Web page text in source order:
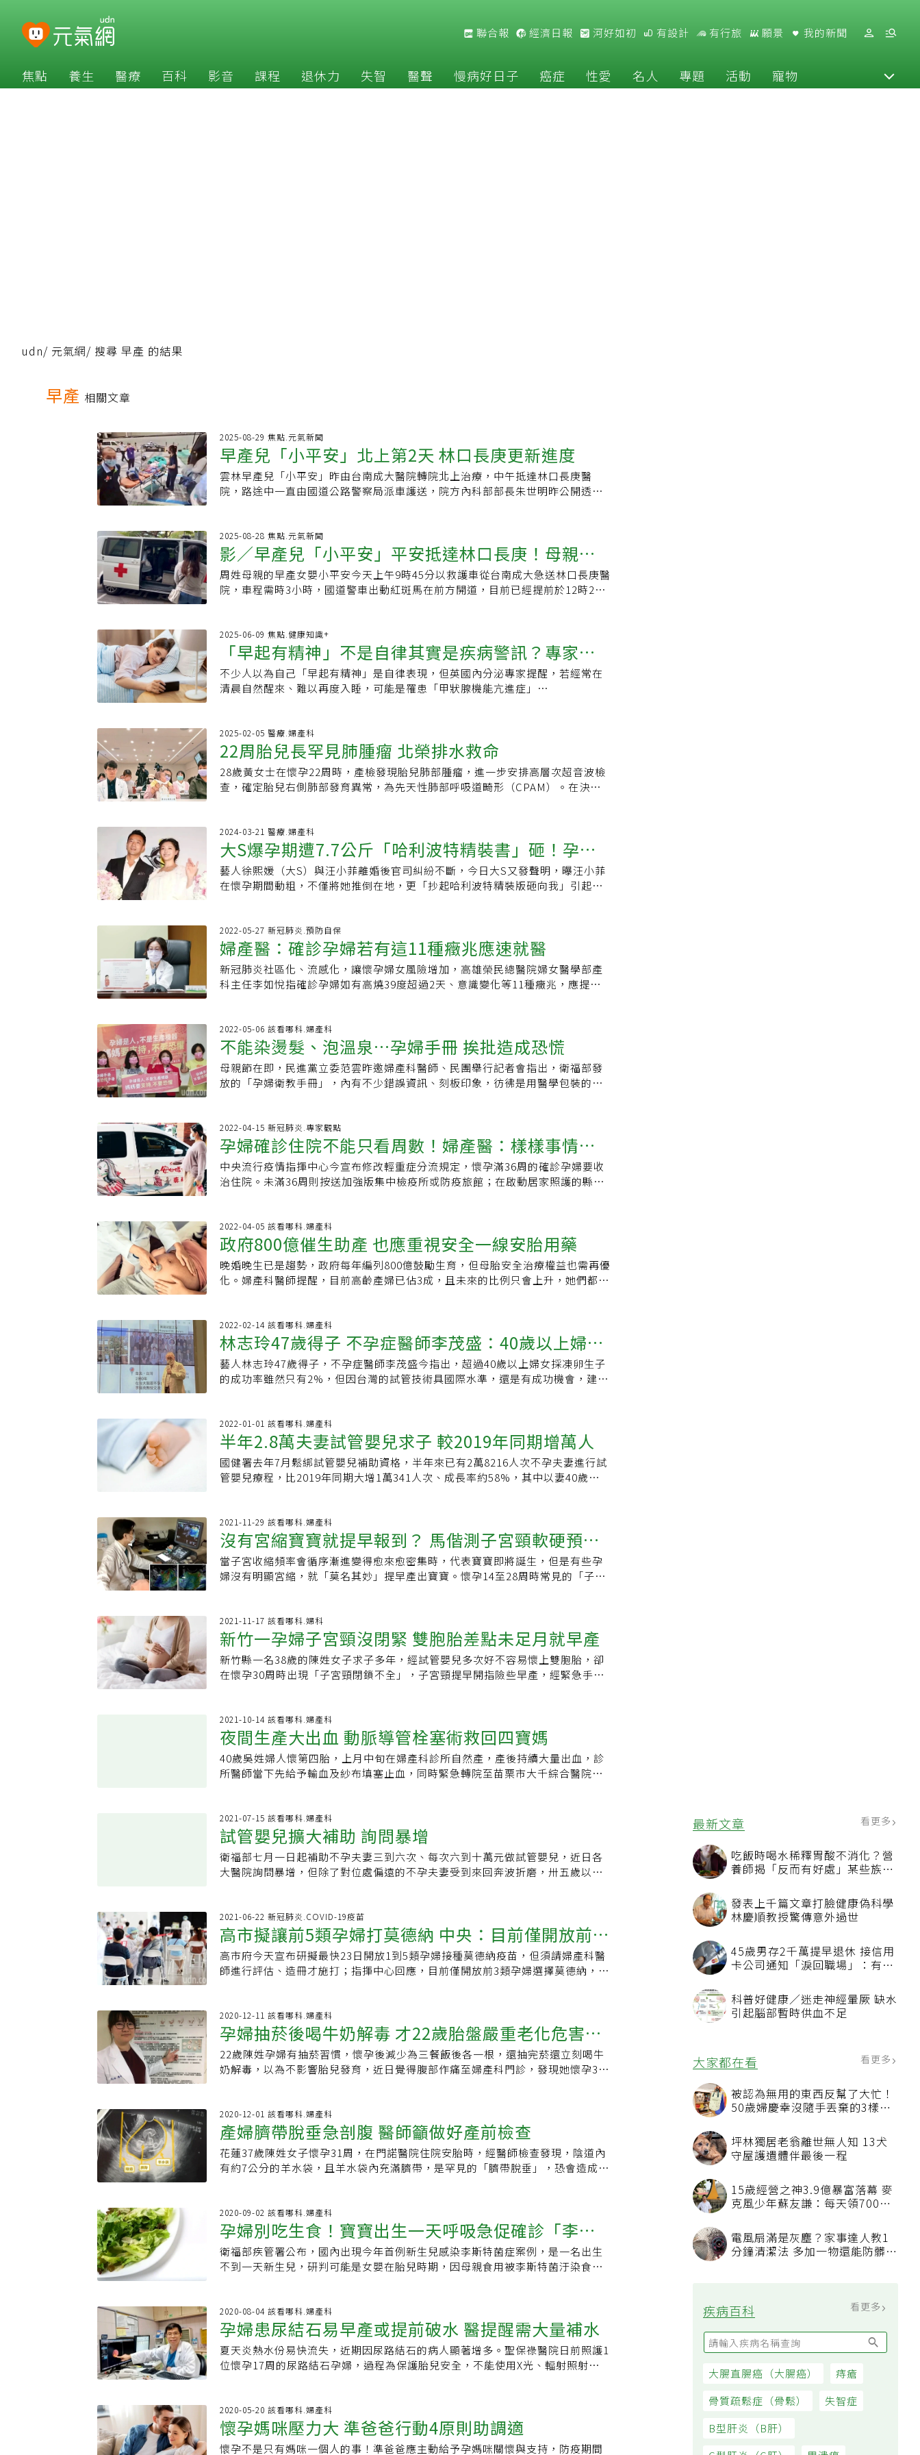
聯合報 經濟日報 河好如初 有設計 有行旅 願景 我的新聞
焦點 養生 醫療 百科 影音 課程 退休力 失智 醫聲 慢病好日子 癌症 性愛 名人 專題 活動 寵物
最新文章 看更多
吃飯時喝水稀釋胃酸不消化？營
養師揭「反而有好處」某些族群
發表上千篇文章打臉健康偽科學
林慶順教授驚傳意外過世
45歲男存2千萬提早退休 接信用
卡公司通知「淚回職場」：有錢
科普好健康／迷走神經暈厥 缺水
引起腦部暫時供血不足
大家都在看 看更多
被認為無用的東西反幫了大忙！
50歲婦慶幸沒隨手丟棄的3樣物
坪林獨居老翁離世無人知 13犬
守屋護遺體伴最後一程
15歲經營之神3.9億暴富落幕 麥
克風少年蘇友謙：每天領700元
電風扇滿是灰塵？家事達人教1
分鐘清潔法 多加一物還能防髒汙
疾病百科 看更多
大腸直腸癌（大腸癌）
痔瘡
骨質疏鬆症（骨鬆）
失智症
B型肝炎（B肝）
udn/ 元氣網/ 搜尋 早產 的結果
早產 相關文章
2025-08-29 焦點.元氣新聞
早產兒「小平安」北上第2天 林口長庚更新進度
雲林早產兒「小平安」昨由台南成大醫院轉院北上治療，中午抵達林口長庚醫
院，路途中一直由國道公路警察局派車護送，院方內科部部長朱世明昨公開透露
生，比預產期早了3個月，不過目前的體重已增長至4公斤，活動力強，雖然部分
功能尚未完全成熟，仍需藉呼吸器輔助，已與家屬說明未來的治療計畫，會持續
評估「小平安」狀況提供專業治療。「小平安」媽媽昨除了發文感謝社會各界
外，也透露了林口長庚醫院主治醫生在說明治療計畫時，透露可能的相關醫療經
歷，甚至會做氣切手術，但是爸爸媽媽會陪著「小平安」平安長大。
2025-08-28 焦點.元氣新聞
影／早產兒「小平安」平安抵達林口長庚！母親：
感謝大家都祝福她
周姓母親的早產女嬰小平安今天上午9時45分以救護車從台南成大急送林口長庚醫
院，車程需時3小時，國道警車出動紅斑馬在前方開道，目前已經提前於12時26
的問題因為成大沒有辦法處理，所以才轉院到林口長庚；在社群媒體發文只是想
提醒用路人，沒有想造成大家的困擾，看到很多人協助轉發，雖然大家都不認
識，但大家都很好，感謝大家都祝福她。周姓母親最新12時26分在threads上指
出，「平安到院了。謝謝大家的關心，因要先處理住院手續等事項，待事情處理
好會發一個正式的感謝文，謝謝！」網友紛紛留言「祝福你們一切順利，小孩平
叔阿姨們都很願意等的！台灣人團結起來真的很棒」、「小平安加油，平安健康
快樂的長大」、「謝謝國道警察，媽媽加油辛苦，寶寶要平安」、「好了，一家
辛苦了，小平安健康平安長大。」周姓母親昨天下午在threads發文，「妹妹因為
早產兒呼吸問題轉院，所以整個過程都需要插管，想請這段時間如果有上國道一
且擔心變換車道顛簸可能會導致呼吸管脫落，發文目的僅希望可以提早提醒明天
的用路人注意，並沒有想要麻煩別人。」對於網友熱烈關心與回應，周母回覆
「謝謝大家的祝福，妹妹小名叫小平安，我相信妹妹未來也如大家的祝福一樣平
安健康長大，因為妹妹是我曾經離世的龍鳳胎寶寶再次回來找我（有做夢也有到
廟宇請示確定），但是因為不知道本身有子宮頸閉鎖不全的問題，又導致她這次
謝你們，明天平安抵達林口長庚時，我也會更新訊息，謝謝大家！」
2025-06-09 焦點.健康知識+
「早起有精神」不是自律其實是疾病警訊？專家：
嚴重恐致心臟衰竭
不少人以為自己「早起有精神」是自律表現，但英國內分泌專家提醒，若經常在
清晨自然醒來、難以再度入睡，可能是罹患「甲狀腺機能亢進症」
並伴隨焦躁與難以入睡的情況。「這是許多患者最早出現的症狀之一，但常被忽
略。」他說。甲狀腺機能亢進在英國約影響每百人中的一人，較常見於20至40歲
女性。若未即時診斷治療，恐導致骨質疏鬆、心律不整，嚴重時甚至可能引發致
命性心臟衰竭。對孕婦而言，更可能增加早產或流產風險。有哪些症狀？除了睡
眠障礙外，其他常見症狀還包括髮量變稀、眼乾、脖子腫脹、體重異常下降、焦
症（Graves’disease），這是一種自體免疫疾病，會導致甲狀腺失控地分泌過
多荷爾蒙。其他典型徵兆包括突眼（眼球外突）、視力模糊或複視、眼睛紅腫或
疼痛。這個疾病多發於30歲以上女性，吸菸、遺傳體質也會提高風險。連《星際
大戰》女星也中招？曾演出《星際大戰》系列的英國女星Daisy Ridley日前受訪
前她透過改變飲食、規律運動來控制病情。專家提醒，若發現自己近期出現無法
解釋的提早醒來、情緒焦躁或體重驟降等狀況，應盡早就醫檢查甲狀腺功能，以
免延誤治療。資料來源 / 每日郵報
2025-02-05 醫療.婦產科
22周胎兒長罕見肺腫瘤 北榮排水救命
28歲黃女士在懷孕22周時，產檢發現胎兒肺部腫瘤，進一步安排高層次超音波檢
查，確定胎兒右側肺部發育異常，為先天性肺部呼吸道畸形（CPAM）。在決定
娠暨產科主任葉長青表示，先天性肺部呼吸道畸形是胎兒的肺葉被沒有功能的囊
腫組織取代，以15至20萬的新生兒估算，發生率約為1/4500至1/11000。CPAM
屬於罕見的發育異常疾病，致病機轉不明，屬於偶發、非遺傳性的疾病。葉長青
指出，胎兒肺部在胚胎期3周左右開始支氣管發育，34周之後整個肺部趨近成熟。
過去傳統超音波不易偵測出胎兒患有CPAM，且新生兒出生時多半沒有明顯症
長大，可能造成胎兒水腫，一出生就要接受手術治療。另外，婦女懷孕後期因
CPAM腫瘤壓迫，會出現胎兒水腫與腹水，以及羊水過多，導致母親子宮收縮與
早產現象。以黃女士為例，懷孕22周發現胎兒肺部腫瘤，醫療團隊立即啟動照護
計畫，包括結合內科、小兒科、心臟外科、護理部等，持續追蹤腫瘤大小。黃女
原本計畫胎兒35周足月時進行剖腹產，團隊都已經準備好葉克膜待命，但凱米颱
風來攪局，延後一周生產。新生兒科醫師在黃小寶出生第一時間接手，放置氣管
內管進行呼吸支持，穩定後即由兒童外科醫師進行手術將CPAM切除。台北榮總
兒童醫學部醫師曹珮真表示，黃小寶剩餘的正常肺葉擴張良好，移除引流管後已
出院返回家中，目前呼吸狀況穩定，進食和發展與一般同齡新生兒無異。
2024-03-21 醫療.婦產科
大S爆孕期遭7.7公斤「哈利波特精裝書」砸！孕婦
跌倒可能導致哪些危險？醫曝搶救黃金15分鐘
藝人徐熙媛（大S）與汪小菲離婚後官司糾紛不斷，今日大S又發聲明，曝汪小菲
在懷孕期間動粗，不僅將她推倒在地，更「抄起哈利波特精裝版砸向我」引起網
期遭動粗，「哈利波特精裝版」有多重？大S今發布臉書貼文，再揭與汪小菲婚姻
期間發生的爭執事件。她表示，「你（汪小菲）喝多動手推倒我妹妹，我大著肚
子阻止也被你推倒在地，你抄起哈利波特精裝版砸向我，黑人出手固定你停止傷
害我，他並沒有毆打你。」網友熱議「哈利波特精裝版」有多重？有網友表示，
一整套重達7.7公斤，但無論精裝版或平裝，重點是抄物品砸人讓人震驚。孕婦跌
早產，甚至流產，即使只有40、50公里的時速，傷害還是很大。孕婦在孕期時得
特別得注意情緒管理。李毅評說，情緒波動大、緊張的情緒容易讓子宮收縮，血
壓也容易升高，會建議孕婦保持平常心，儘量心平氣和；且懷孕期間孕婦受到荷
爾蒙變化影響，容易不舒服、害喜，情緒也容易不穩定，而男方不會因為懷孕受
倒，撞到骨盆容易導致出血撞到腹部則會有胎兒的危險，一旦有持續疼痛超過15
分鐘，就要趕緊就醫，送至急診施打安胎針。
2022-05-27 新冠肺炎.預防自保
婦產醫：確診孕婦若有這11種癥兆應速就醫
新冠肺炎社區化、流感化，讓懷孕婦女風險增加，高雄榮民總醫院婦女醫學部產
科主任李如悅指確診孕婦如有高燒39度超過2天、意識變化等11種癥兆，應提高
估適宜者則可居家照護。但她提醒，孕婦若出現意識變化；心跳每分鐘大於120
下，呼吸困難、急促、發紺，胸痛咳血，下肢異常壓痛、腫脹，無食慾、脫水、
尿少，身上有非創傷性瘀斑，或高燒39度超過48小時，務必盡快就醫。她也提醒
醫院端，急診收治確診孕婦時，研判若有肺炎、血氧降低、敗血症、休克等徵
象，或有產兆，胎兒生長遲緩、胎盤功能異常、早產、胎動減少、多胞胎等狀
有藥物過敏史、嚴重的肝腎功能異常，或未滿12歲、未滿40公斤，或有些控制不
佳的HIV感染都不合適。服用Paxlovid可降低感染重症，但會有味覺失常、腹
瀉、高血壓、肌肉疼痛等副作用，據文獻顯示，88%至90%Omicron感染者發生
重症比率約0.2%至3.1%，死亡率更低0.045%至0.69%，孕婦特殊族群重症死亡
並無不良發展結果，除非劑量10倍以上會影響胎兒體重。因此有中度以上腎功能
異常者，劑量要做調整，除此，Paxlovid會與其他藥物交互作用，一定要諮詢醫
師。
2022-05-06 該看哪科.婦產科
不能染燙髮、泡溫泉…孕婦手冊 挨批造成恐慌
母親節在即，民進黨立委范雲昨邀婦產科醫師、民團舉行記者會指出，衛福部發
放的「孕婦衛教手冊」，內有不少錯誤資訊、刻板印象，彷彿是用醫學包裝的
雲說，每位孕婦都會收到衛福部發放的「孕婦衛教手冊」和「孕婦健康手冊」，
內文卻有對孕婦各種看似關心實則限制的建議，如不能染燙髮、不能泡溫泉、不
要搬重物，讓孕婦承受更多壓力又無所適從。婦產科醫師「烏烏」說，許多孕婦
都說孕婦手冊根本是「恐慌手冊」，有許多生活限制，卻含糊不清、前後矛盾，
甚至缺乏根據，其中「早產」最好發的原因是「不明」，難以預防，手冊卻列了
應具備更完整的產前教育，包括多元生產方式選擇育兒知能等。
2022-04-15 新冠肺炎.專家觀點
孕婦確診住院不能只看周數！婦產醫：樣樣事情都
規定到這麼細，簡直愚民政策
中央流行疫情指揮中心今宣布修改輕重症分流規定，懷孕滿36周的確診孕婦要收
治住院。未滿36周則按送加強版集中檢疫所或防疫旅館；在啟動居家照護的縣
醫學系教授、婦產科醫師黃韻如表示，全世界沒有一個國家的孕婦確診指引是用
懷孕週數去做大原則，如果高風險孕婦在未經專業評估之前，就被送到無法及時
提供產科和新生兒科資源的地方，母胎雙方都可能面臨生命危險。黃韻如表示，
過去孕婦確診個案很少，醫院一定收得下，現在單日本土案例已快破千，可想見
孕婦確診者也會出現。目前全世界對於親冠確診孕婦的標準做法，都是需要在醫
的婦女。看到指揮中心單單用36周作為確診孕婦是否需要醫院收治標準，令黃韻
如相當擔心。黃韻如指出，因為懷孕不滿36周的女性仍然可能是高危險妊娠、有
早產的危險因子，再加上確診新冠肺炎，如果在檢疫所裡萬一忽然需要緊急接
生、緊急剖腹，誰能負責呢？黃韻如表示，英美等先進國家已經經過兩年多疫情
輯。黃韻如說，不曉得指揮中心是否還有更詳盡的指引沒有拿出來，或是各防疫
轄區會盤點各區相關醫療資源、擬定收治流程？但如果只是真如今天公布的內
容，單單用懷孕周數切分收治，就很明顯只是方便行政人員做事的思維，並沒有
顧及母嬰安全，令人非常擔心。長庚醫院婦產部教授主治醫師鄭博仁表示，他也
覺得不應用周數區分，而是要回到醫療常規，由醫師判斷。不過鄭博仁感嘆，其
家打疫苗，卻遲遲不敢鬆口不清零，還是保守不開放，結果打了三劑的人在生活
上也沒有任何差別，搞到最後大家也不知為何要打，漸漸打氣就停滯了。又比
如，明明大都是輕症，但所有相關政策的反應方式又很激烈，卻好像在告訴大家
這個病就會死掉一樣。這種矛盾和懼怕的風氣也深入醫療第一線，結果搞到新冠
緊張，寧願用最保守的想法，都不要做、就不會犯錯，就算大環境開始鬆綁，人
們還是要自己加嚴格。「每件事情都給指揮中心切這麼細去規定，是沒有必要
的。該讓醫師來負擔專業判斷責任了！」鄭博仁建議，孕婦得到新冠肺炎，就像
孕婦得到流感，婦產科醫師都經過訓練，知道透過哪些評估和指標去分析病人的
病情、判斷他需不需要住院。
2022-04-05 該看哪科.婦產科
政府800億催生助產 也應重視安全一線安胎用藥
晚婚晚生已是趨勢，政府每年編列800億鼓勵生育，但母胎安全治療權益也需再優
化。婦產科醫師提醒，目前高齡產婦已佔3成，且未來的比例只會上升，她們都是
真正化解國安危機。高雄醫學大學附設中和紀念醫院婦產科主治醫師詹德富指
出，隨著女性年紀愈長，生產風險會愈高，最安全的生育年紀在20-25歲，35歲
以上併發症就開始增加，包括不孕、流產、急產、胎兒染色體異常，加上年紀愈
高慢性病發生的機會也高，容易導致早產等問題。台北馬偕紀念醫院婦產部資深
主治醫師黃建霈認為，高齡生產對母胎都不是好事，不只卵子品質下降增加遺傳
糖尿病又是一大問題，目前約有一成的孕媽咪有此問題，且年齡愈大比例愈高。
黃建霈提出警告，目前進入懷孕的媽媽有三成比例體重過重，且問題愈來愈嚴
重，這些族群未來可能都會面臨早產與住院安胎。詹德富指出，準媽媽若有慢性
病，媽媽的身體會啟動保護機制，就會想要把胎兒擠出去造成早產；而高齡本身
未滿37周出生比例，近五年從10.73%上升到11.58%，而低於1500公克體重的新
生兒也微幅增加，耗費的醫療成本非常大。依據國內研究，極低出生體重新生兒
平均44天住院費院高達34萬，一年會有5.6億元的住院醫療費用。為了降低早產可
能衍伸的社會成本，第一時間的安胎治療是必要手段。黃建霈指出，積極的安胎
是22周到28周，尤其安胎的前48小時相當重要，同時會給予類固醇促進寶寶的肺
儘快獲得給付，讓醫師在第一線與時間賽跑的同時能更放心，也讓母胎有更安全
的生產狀態。政府編列800億元催生的同時，若能補齊母胎的安全照顧的失落環
節，將是優化整體政策配套的關鍵，特別是第一線安胎用藥的選擇。台灣婦產科
醫學會理事長黃閔照指出，現在願意生產的婦女已經不多了，懷孕者很多都是高
此政府應該思考，如何讓媽媽有更好的孕期照護與安全治療資源，減輕因身體帶
來的負擔，非常重要。
2022-02-14 該看哪科.婦產科
林志玲47歲得子 不孕症醫師李茂盛：40歲以上婦女
仍有成功機會
藝人林志玲47歲得子，不孕症醫師李茂盛今指出，超過40歲以上婦女採凍卵生子
的成功率雖然只有2%，但因台灣的試管技術具國際水準，還是有成功機會，建議
茂盛等5位專業不孕科醫師解說最新的人工生殖及凍卵技術。李茂盛指出，擴大試
管補助方案實施半年來，已有1千多位至他經營的茂盛醫院接受治療，植入者約
600位，其中近400位已成功懷孕，統計其懷孕率近6成。他強調，47歲高齡求子
之路異常艱辛，因為超過41歲的婦女，凍卵生子成功率只有2%，且孕期和生產的
風險都很高，最常見的就是妊娠毒血、妊娠高血壓，早產、出血風險也會增加。
2022-01-01 該看哪科.婦產科
半年2.8萬夫妻試管嬰兒求子 較2019年同期增萬人
國健署去年7月鬆綁試管嬰兒補助資格，半年來已有2萬8216人次不孕夫妻進行試
管嬰兒療程，比2019年同期大增1萬341人次、成長率約58%，其中以妻40歲至
最高新台幣10萬元補助，盼助不孕夫妻一圓求子夢。國健署今天上午發布新聞稿
指出，補助方案上路約半年，民眾申請相當踴躍，若以人數計算，截至去年12月
27日已有2萬592對不孕夫妻取得補助資格，8969對不孕夫妻已領補助金，核發金
額超過7億4953萬元。國健署婦幼健康組簡任技正陳麗娟指出，經分析人工生殖
機構通報資料，去年下半年共有2萬8216人次進行試管嬰兒療程，比2019年同期
說，補助方案上路後，單一胚胎植入的治療人次數也大幅成長146%，2019年下
半年共1962人次植入單一胚胎，2021年下半年則增至4827人次，可望降低多胞
胎妊娠及早產、低出生體重兒發生率。想生健康寶寶，除了積極治療，年齡也相
當關鍵。陳麗娟指出，根據1998年至2019年人工生殖施行結果分析資料，35歲以
染色體異常機會較高，罹患妊娠合併症的風險也較高，且男性生殖能力也會隨年
齡增長而下降。陳麗娟呼籲，夫妻生育規劃要趁早，若夫妻有規律性生活經過1年
以上仍未懷孕，應及早就醫治療，只要在特約人工生殖機構完成不孕症診斷並確
認需進行試管嬰兒療程，即可由該機構代為線上申辦補助，目前能提供醫療服務
之人工生殖機構也從原本19家增加至92家，大幅提升服務可近性。
2021-11-29 該看哪科.婦產科
沒有宮縮寶寶就提早報到？ 馬偕測子宮頸軟硬預防
早產
當子宮收縮頻率會循序漸進變得愈來愈密集時，代表寶寶即將誕生，但是有些孕
婦沒有明顯宮縮，就「莫名其妙」提早產出寶寶。懷孕14至28周時常見的「子宮
會。曾小姐第一胎懷孕22周時，卻在沒有感覺明顯的子宮收縮時，超音波已發現
宮頸長度變短，轉診到醫學中心經由鴨嘴檢查時發現，子宮頸口已開4公分。雖然
經由緊急子宮頸縫合手術和安胎治療，努力撐到33周，還是提早破水生產。主治
的馬偕紀念醫院婦產部高危險妊娠科主任陳震宇表示，子宮頸閉鎖不全症狀是在
懷孕14至28周，意即妊娠第二孕期常見的併發症。孕婦會發生無痛性的子宮頸口
了曾接受子宮頸椎狀切除手術、多次人工流產以及多胞胎壓力大等危險因子之
外，幾乎有一半以上的孕婦沒有病史，且子宮頸撐開時防不慎防，要進行縫合手
術或安胎都已來不及。過去子宮頸閉鎖不全的診斷，主要是根據孕婦過去是否有
早產病史、在第二孕期經陰道超音波檢查子宮頸長度是否變短、或在陰道擴張器
的孕婦進行檢測，三年內收集339名孕婦資料，發現子宮頸閉鎖不全孕婦的子宮頸
硬度明顯減少。陳震宇說，子宮頸閉鎖不全的孕婦因子宮頸的結構較鬆軟，在彩
色超音波下會出現不同顏色。若發現有子宮頸閉鎖不全的疑慮，就能在懷孕初期
時密集監測，有需要時就能給予黃體素或安排子宮頸縫合手術，預防早產的發
生。研究也發現，彩色超音波彈性成像技術檢測的敏感度和特異度可達0.88和
Obsterticia et Gynecologica Scandinavica）。
2021-11-17 該看哪科.婦科
新竹一孕婦子宮頸沒閉緊 雙胞胎差點未足月就早產
新竹縣一名38歲的陳姓女子求子多年，經試管嬰兒多次好不容易懷上雙胞胎，卻
在懷孕30周時出現「子宮頸閉鎖不全」，子宮頸提早開指險些早產，經緊急手術
嬰兒療程，終於成功懷上雙胞胎男嬰，不過疑似因懷胎中途出現雙胞胎妊娠，竟
然在懷孕7個月時，沒有宮縮、腹痛的情況下，子宮頸提早開指。就怕得來不易的
雙胞胎早產，家屬立刻將孕婦送到生殖中心，中心再轉院到竹北東元醫院，當下
婦產科醫師診斷為子宮頸閉鎖不全，必須緊急手術並安胎，才不會使胎兒早產排
出母體，或造成其他更嚴重的後遺症。婦產科醫師吳瓊惠表示，當下立即施以子
2.5公分以上，子宮頸處於閉合及夠長的型態，能讓胎兒安全成長到足月期，但有
時會遇到超音波測到子宮頸太短或內診子宮頸早期擴張，不過發生機率不高，約
只有200到500分之1的機率。據醫生表示，必須施以子宮頸環紮預防性手術的孕
婦類型，通常是有懷孕中期流產史，或子宮頸曾手術過，例如子宮頸癌前病變做
務必定期產檢，有任何問題能與醫師積極討論，並留意身體狀況，避免過度焦
慮。
2021-10-14 該看哪科.婦產科
夜間生產大出血 動脈導管栓塞術救回四寶媽
40歲吳姓婦人懷第四胎，上月中旬在婦產科診所自然產，產後持續大量出血，診
所醫師當下先給予輸血及紗布填塞止血，同時緊急轉院至苗栗市大千綜合醫院，
栓塞團隊為她進行動脈導管栓塞術，成功幫助產婦止血，挽回寶貴性命。大千綜
合醫院婦產科主任周志恒表示，生產常有許多狀況發生，產後大出血即為其中一
種，造成的原因包括子宮收縮不良、胎盤滯留、產道裂傷、子宮破裂、凝血功能
不良等，這是產檢時無法預測的，若不及時處理，對產婦生命是一大威脅。過去
產後大出血的治療方式會先給予藥物及輸血，但若效果不佳，產婦可能面臨子宮
婦在短時間內大幅減少出血量。周志恒表示，大千今年7月已通過衛福部「周產期
網絡照護計畫」，為苗栗縣重點醫院，可協助診所提供高危險孕產婦醫療救治，
以及建置緊急輸血機制，即時由大千提供血液，協助診所產婦輸血。此外，還針
對在診所出生的早產或高危險新生兒提供醫療照護，在產婦產前或產後，由大千
2021-07-15 該看哪科.婦產科
試管嬰兒擴大補助 詢問暴增
衛福部七月一日起補助不孕夫妻三到六次、每次六到十萬元做試管嬰兒，近日各
大醫院詢問暴增，但除了對位處偏遠的不孕夫妻受到來回奔波折磨，卅五歲以下
南部醫院的詢問電話響個不停，屏基生殖醫學中心主持人蔡妮瑾醫師說，很多之
前不敢做試管嬰兒療程的不孕夫妻知道有補助後都來詢問，人數增三倍。通常試
管嬰兒療程至少花費十五萬元，還不一定包生。國健署先前補助中低收入戶，但
因經濟弱勢，大多因為負擔不起而作罷，五年來申請補助者寥寥無幾。這次擴大
補助對象，未滿四十五歲不孕夫妻，每胎最多補助六次，每次至少六萬元，比原
排卵針就花掉廿萬元，預計八月要植入胚胎，他們認為補助不無小補。但也有人
敬謝不敏，失敗三次的台東陳小姐說，做試管嬰兒會找名醫，她從排卵、確認是
否懷孕到懷孕，往返台北追蹤治療，取卵時每月跑三趟，很折磨人，「這種補助
對我來說，還是算了吧」。苗栗林姓夫妻曾往返台中找名醫做試管嬰兒。林先生
院長郭鴻璋表示，新制設定的規範也有檢討空間，如卅五歲以下不孕婦女規定只
能植入一顆胚胎，想多植就要放棄補助，這是要減少多胞胎發生，避免衍生早產
等問題而增加健保支出，但偏高齡婦女卵巢品質下降，若只植入一顆胚胎，懷孕
機會恐更低，也衝擊嘗試意願。另有醫師說，申請案先施術付款、事後再申請補
助，萬一補助被衛福部駁回，豈不造成醫病關係緊張？▍延伸閱讀：試管嬰兒擴
2021-06-22 新冠肺炎.COVID-19疫苗
高市擬讓前5類孕婦打莫德納 中央：目前僅開放前3
類
高市府今天宣布研擬最快23日開放1到5類孕婦接種莫德納疫苗，但須請婦產科醫
師進行評估、造冊才施打；指揮中心回應，目前僅開放前3類孕婦選擇莫德納，會
擬最快自23日起讓1到5類孕婦接種莫德納疫苗，但須先請婦產科醫師進行評估、
造冊。陳其邁表示，由於高雄市超前部署，AZ疫苗施打速度快，加上高市醫護人
員接種率達99%，所以還有餘額，研擬開放到第5類孕婦施打疫苗，若相關作業來
得及，預計最快23日開放接種，或最晚28日開放孕婦施打疫苗。陳其邁表示，若
孕婦要施打疫苗，建議請婦產科醫師透過超音波、產檢評估，確認是否適合施打
類施打對象，但現階段僅有同時具第1類「醫事人員」、第2類「中央及地方政府
防疫人員」及第3類「高接觸風險第一線工作人員」身分的孕婦可選擇莫德納疫
苗，其餘孕婦僅能選擇接種AZ疫苗或暫時不打；會與高雄市政府溝通，了解詳細
狀況。高醫婦產部醫師詹德富教授出席高雄市防疫記者會時表示，孕婦若感染新
較多，多國都建議優先考慮莫德納。
2020-12-11 該看哪科.婦產科
孕婦抽菸後喝牛奶解毒 才22歲胎盤嚴重老化危害胎
兒
22歲陳姓孕婦有抽菸習慣，懷孕後減少為三餐飯後各一根，還抽完菸還立刻喝牛
奶解毒，以為不影響胎兒發育，近日覺得腹部作痛至婦產科門診，發現她懷孕33
醫師黃子菲說，胎盤是母體供給胎兒氧氣及營養通道，隨著懷孕周數增加，在32
周之後會逐漸成熟並出現鈣化，孕婦發現胎盤鈣化不用太過驚慌，需多注意胎動
是否減少及觀查是否出現異常下腹痛、不正常出血等狀況即可。但抽菸喝酒等危
險因子會加速胎盤鈣化的速度，陳姓孕婦懷孕33周胎盤鈣化嚴重、老化，影響到
胎兒吸收母體養分。在胎兒還不夠大的情況下，必須評估胎兒在子宮內的狀況，
資料指出，孕婦抽菸會使胎兒暴露在焦油、尼古丁及二氧化碳等有害物質中，尼
古丁會造成孕婦血中鉛濃度增加，經由胎盤傳給胎兒並造成血管收縮，讓胎兒氧
氣供給量減少，導致體重過輕，影響智力發展及成展發育的問題。建議懷孕婦女
應戒菸，遠離菸害，減少對胎兒的健康影響。 ※ 提醒您：抽菸，有礙健康
2020-12-01 該看哪科.婦產科
產婦臍帶脫垂急剖腹 醫師籲做好產前檢查
花蓮37歲陳姓女子懷孕31周，在門諾醫院住院安胎時，經醫師檢查發現，陰道內
有約7公分的羊水袋，且羊水袋內充滿臍帶，是罕見的「臍帶脫垂」，恐會造成胎
師吳文綺表示，臍帶脫垂發生率僅有0.1%至0.3%，胎兒供血會被阻斷，造成胎
兒缺氧、早產、胎死腹中，產婦也可能因大出血而休克甚至死亡，因此要跟時間
搶快剖腹生產。相隔13年有了第二胎，陳女說，由於孕程中相當順利且沒有任何
不適感，本以為可自然產，沒想到31周感到劇烈宮縮，經醫師檢查意外發現是少
見且危險的「臍帶脫垂」。所幸經醫護團隊的努力，出生時只有1748公克的女
帶從母體吸收營養與氧氣，一旦臍帶掉落在子宮頸口或是陰道內，就會造成臍帶
血液循環受阻，超過3分鐘恐導致胎兒缺氧，如果無法及時處理，不僅對胎兒腦部
會造成永久的傷害，嚴重則可能會窒息死亡。醫師強調，若孕婦有子宮早期收縮
的早產現象，或足月卻發生高位破水等，都有可能造成產前臍帶脫垂的危險，因
2020-09-02 該看哪科.婦產科
孕婦別吃生食！寶寶出生一天呼吸急促確診「李斯
特菌症」
衛福部疾管署公布，國內出現今年首例新生兒感染李斯特菌症案例，是一名出生
不到一天新生兒，研判可能是女嬰在胎兒時期，因母親食用被李斯特菌汙染食
署預防醫學辦公室防疫醫師林詠青表示，這名女嬰一出生即因呼吸急促收治住
院，經通報檢驗確診，母親無症狀，但曾於今年5至6月懷孕期間食用生菜沙拉及
生魚片等。新生兒感染李斯特菌症可能出現腦膜炎或腦炎症狀，留下後遺症，但
該個案表現為菌血症，症狀漸漸緩解、預後好，研判可於近日出院。李斯特菌症
主要經由食用遭汙染的食物感染，國內曾在即食肉品檢出，生魚片也是高風險食
痊癒，但免疫力低下族群，則可能引發侵襲性感染。「李斯特菌症」自2018年1
月1日列為傳染病防治法，今年截至目前共97例個案，低於2018及2019年同期
（121例及129例）；新生兒個案累計4例，均為母子垂直感染，另有9例有早產、
2020-08-04 該看哪科.婦產科
孕婦患尿結石易早產或提前破水 醫提醒需大量補水
夏天炎熱水份易快流失，近期因尿路結石的病人顯著增多。聖保祿醫院日前照護1
位懷孕17周的尿路結石孕婦，過程為保護胎兒安全，不能使用X光、輻射照射等，
懷孕17周的小文，卻出現發燒及右側腰痛不適，前往住家附近的婦產科診所就
醫，醫師認為小文須上轉醫院，接受進一步檢查確認病因，小文轉而至醫學中心
就醫，經檢查發現是尿路結石，須進行尿路碎石治療。不過醫學中心住院病床尚
2020-05-20 該看哪科.婦產科
懷孕媽咪壓力大 準爸爸行動4原則助調適
懷孕不是只有媽咪一個人的事！準爸爸應主動給予孕媽咪關懷與支持，防疫期間